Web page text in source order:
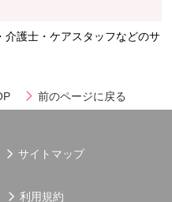
介護士・ケアスタッフなどのサ
前のページに戻る
サイトマップ
利用規約